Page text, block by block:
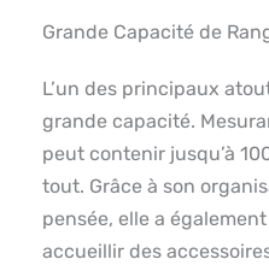
Grande Capacité de
L’un des principaux
grande capacité.
peut contenir jusqu’à
tout. Grâce à son
pensée, elle a
accueillir des